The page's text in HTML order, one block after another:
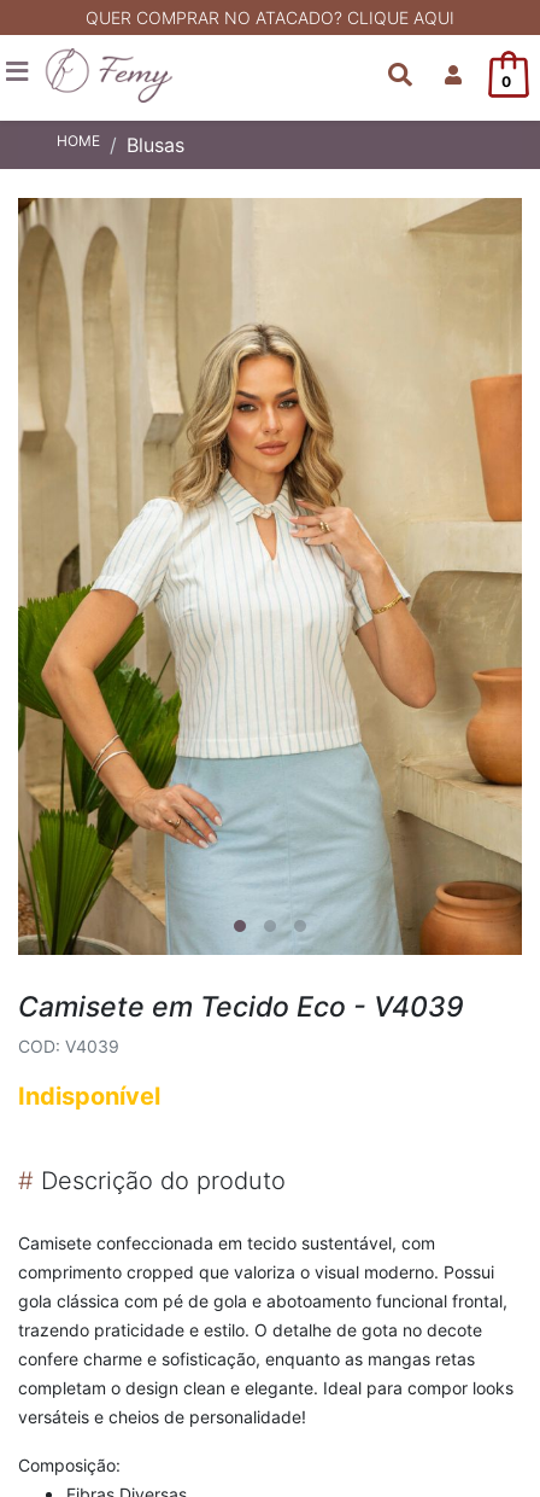
QUER COMPRAR NO ATACADO? CLIQUE AQUI
0
HOME Blusas
Camisete em Tecido Eco - V4039
COD: V4039
Indisponível
# Descrição do produto
Camisete confeccionada em tecido sustentável, com
comprimento cropped que valoriza o visual moderno. Possui
gola clássica com pé de gola e abotoamento funcional frontal,
trazendo praticidade e estilo. O detalhe de gota no decote
confere charme e sofisticação, enquanto as mangas retas
completam o design clean e elegante. Ideal para compor looks
versáteis e cheios de personalidade!
Composição: